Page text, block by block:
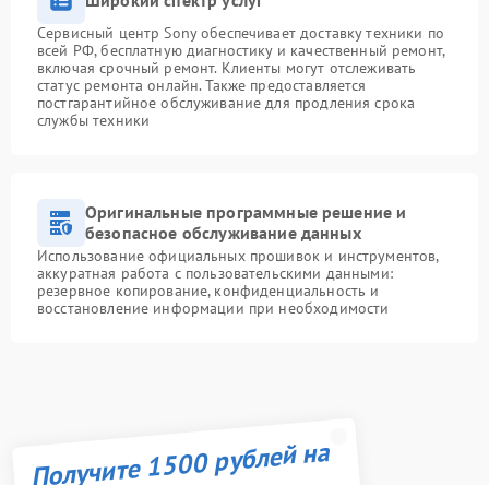
Сервисный центр Sony обеспечивает доставку техники по
всей РФ, бесплатную диагностику и качественный ремонт,
включая срочный ремонт. Клиенты могут отслеживать
статус ремонта онлайн. Также предоставляется
постгарантийное обслуживание для продления срока
службы техники
Оригинальные программные решение и
безопасное обслуживание данных
Использование официальных прошивок и инструментов,
аккуратная работа с пользовательскими данными:
резервное копирование, конфиденциальность и
восстановление информации при необходимости
Получите 1500 рублей на